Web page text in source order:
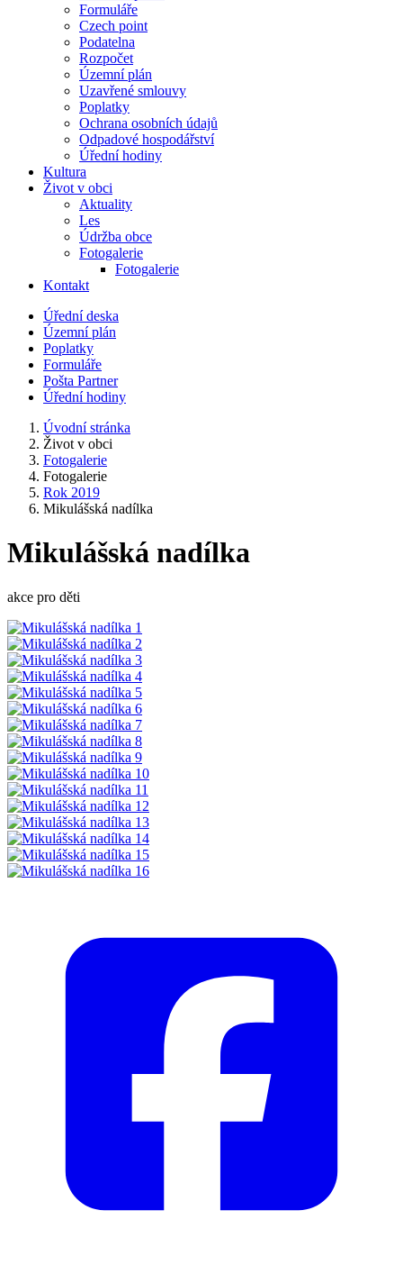
Formuláře
Czech point
Podatelna
Rozpočet
Územní plán
Uzavřené smlouvy
Poplatky
Ochrana osobních údajů
Odpadové hospodářství
Úřední hodiny
Kultura
Život v obci
Aktuality
Les
Údržba obce
Fotogalerie
Fotogalerie
Kontakt
Úřední deska
Územní plán
Poplatky
Formuláře
Pošta Partner
Úřední hodiny
Úvodní stránka
Život v obci
Fotogalerie
Fotogalerie
Rok 2019
Mikulášská nadílka
Mikulášská nadílka
akce pro děti